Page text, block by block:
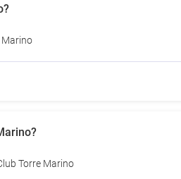
Marino
Torre Marino